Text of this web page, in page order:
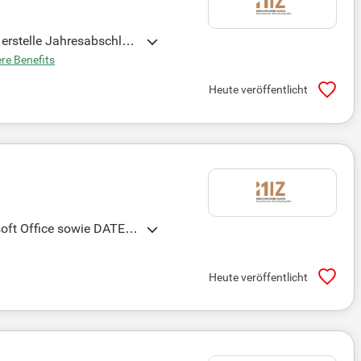
Jahresabschlüs
Benefits
Heute veröffentlicht
Office sowie DATEV
und nutze indi
Heute veröffentlicht